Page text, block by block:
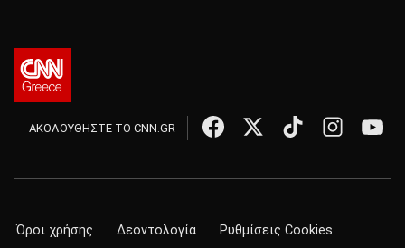
ΑΚΟΛΟΥΘΗΣΤΕ ΤΟ CNN.GR
Όροι χρήσης Δεοντολογία Ρυθμίσεις Cookies